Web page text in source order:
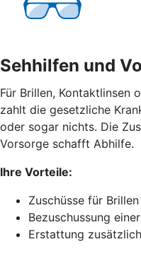
Sehhilfen und
Für Brillen, Kontaktlinsen
zahlt die gesetzliche
oder sogar nichts. Die
Vorsorge schafft Abhilfe.
Ihre Vorteile:
Zuschüsse für
Bezuschussung
Erstattung